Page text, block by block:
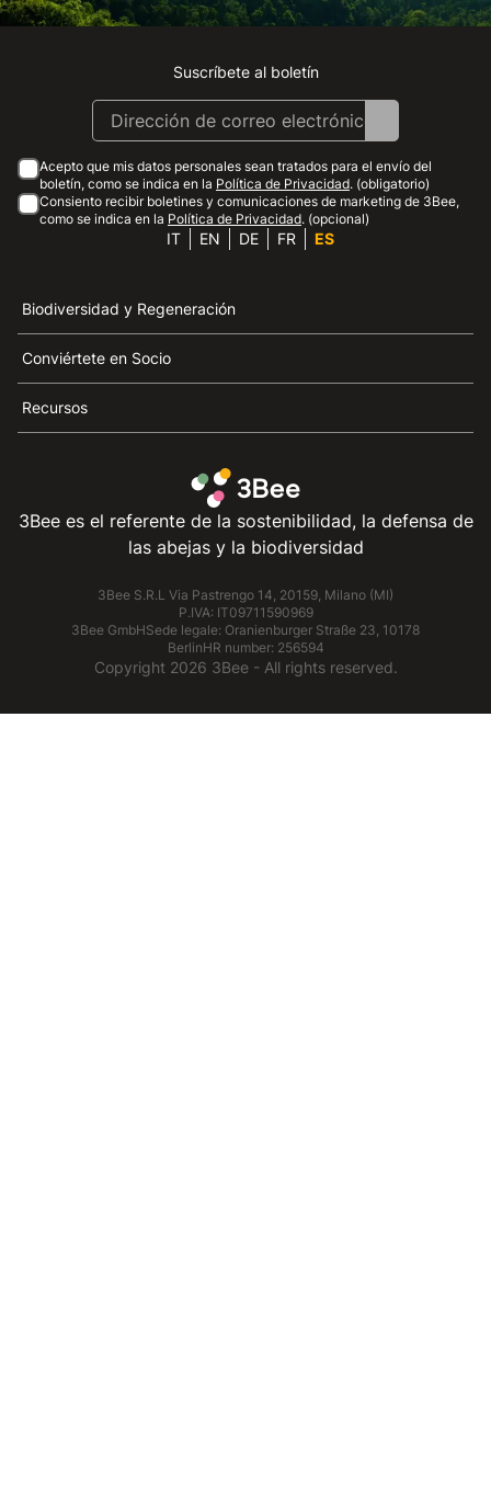
Instagram
Facebook
Linkedin
Youtube
Suscríbete al boletín
Acepto que mis datos personales sean tratados para el envío del
boletín, como se indica en la Política de Privacidad. (obligatorio)
Consiento recibir boletines y comunicaciones de marketing de 3Bee,
como se indica en la Política de Privacidad. (opcional)
IT EN DE FR ES
Biodiversidad y Regeneración
Conviértete en Socio
Recursos
3Bee es el referente de la sostenibilidad, la defensa de
las abejas y la biodiversidad
3Bee S.R.L Via Pastrengo 14, 20159, Milano (MI)
P.IVA: IT09711590969
3Bee GmbHSede legale: Oranienburger Straße 23, 10178
BerlinHR number: 256594
Copyright 2026 3Bee - All rights reserved.